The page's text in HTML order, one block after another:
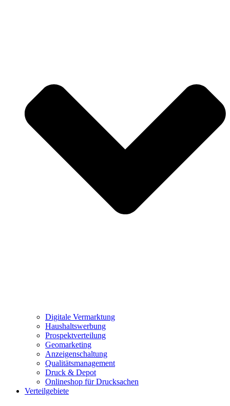
Digitale Vermarktung
Haushaltswerbung
Prospektverteilung
Geomarketing
Anzeigenschaltung
Qualitätsmanagement
Druck & Depot
Onlineshop für Drucksachen
Verteilgebiete